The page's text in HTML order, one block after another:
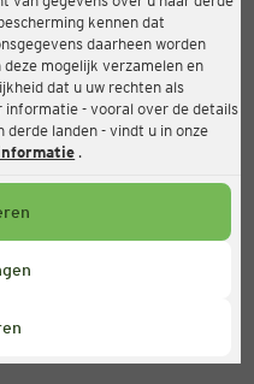
kennen dat
daarheen worden
mogelijk verzamelen en
dat u uw rechten als
- vooral over de details
derde landen - vindt u in onze
.
6), 4050 Traun